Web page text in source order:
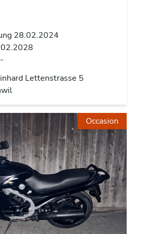
28.02.2024
Lettenstrasse 5
Occasion